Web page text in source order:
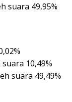
suara 49,95%
10,49%
suara 49,49%